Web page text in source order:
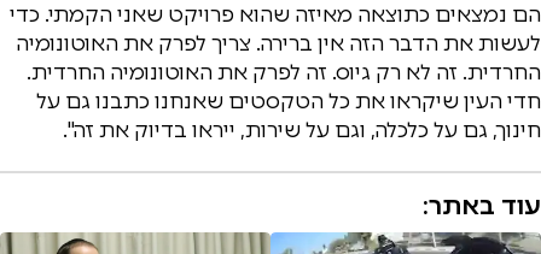
הם נמצאים כתוצאה מאיזה שהוא פרויקט שאני הקמתי. כדי
לעשות את הדבר הזה אין ברירה. צריך לפרק את האוטונומיה
החרדית. זה לא רק גיוס. זה לפרק את האוטונומיה החרדית.
חדי העין שיקראו את כל הטקסטים שאנחנו כתבנו גם על
חינוך, גם על כלכלה, וגם על שירות, ייראו בדיוק את זה".
עוד באתר: